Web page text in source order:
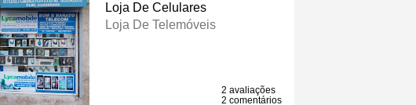
Loja De Celulares
Loja De Telemóveis
2 avaliações
2 comentários